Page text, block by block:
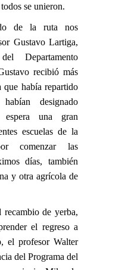
se unieron.
de la ruta nos
Gustavo Lartiga,
Departamento
recibió más
había repartido
designado
una gran
escuelas de la
comenzar las
días, también
y otra agrícola de
de yerba,
el regreso a
el profesor Walter
del Programa del